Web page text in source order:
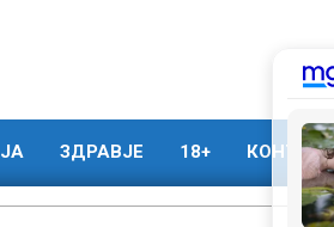
ЗДРАВЈЕ 18+ КОНТАКТ